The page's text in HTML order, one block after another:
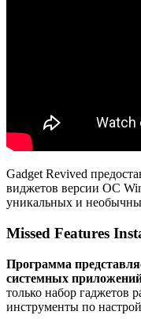
Gadget Revived
виджетов версии ОС
уникальных и
Missed Features
Программа
системных
только набор гаджетов
инструменты по